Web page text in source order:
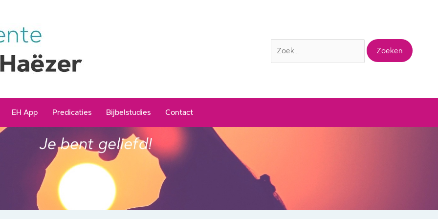
Zoek
naar:
EH App Predicaties Bijbelstudies Contact